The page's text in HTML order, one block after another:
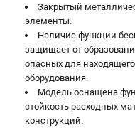
Закрытый
элементы.
Наличие функции
защищает от
опасных для
оборудования.
Модель оснащена
стойкость расходных
конструкций.